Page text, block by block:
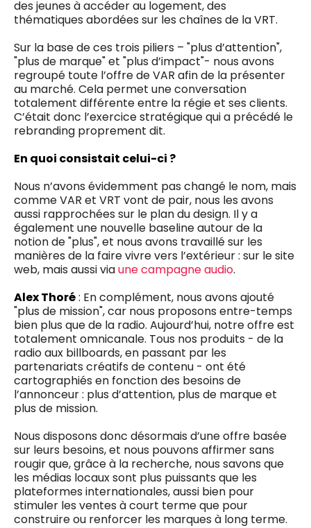
des jeunes à accéder au logement, des
thématiques abordées sur les chaînes de la VRT.
Sur la base de ces trois piliers – "plus d’attention",
"plus de marque" et "plus d’impact"- nous avons
regroupé toute l’offre de VAR afin de la présenter
au marché. Cela permet une conversation
totalement différente entre la régie et ses clients.
C’était donc l’exercice stratégique qui a précédé le
rebranding proprement dit.
En quoi consistait celui-ci ?
Nous n’avons évidemment pas changé le nom, mais
comme VAR et VRT vont de pair, nous les avons
aussi rapprochées sur le plan du design. Il y a
également une nouvelle baseline autour de la
notion de "plus", et nous avons travaillé sur les
manières de la faire vivre vers l’extérieur : sur le site
web, mais aussi viaune campagne audio.
Alex Thoré: En complément, nous avons ajouté
"plus de mission", car nous proposons entre-temps
bien plus que de la radio. Aujourd’hui, notre offre est
totalement omnicanale. Tous nos produits - de la
radio aux billboards, en passant par les
partenariats créatifs de contenu - ont été
cartographiés en fonction des besoins de
l’annonceur : plus d’attention, plus de marque et
plus de mission.
Nous disposons donc désormais d’une offre basée
sur leurs besoins, et nous pouvons affirmer sans
rougir que, grâce à la recherche, nous savons que
les médias locaux sont plus puissants que les
plateformes internationales, aussi bien pour
stimuler les ventes à court terme que pour
construire ou renforcer les marques à long terme.